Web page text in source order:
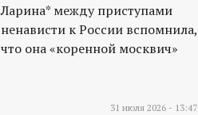
Ларина* между приступами
ненависти к России вспомнила,
что она «коренной москвич»
31 июля 2026 - 13:47